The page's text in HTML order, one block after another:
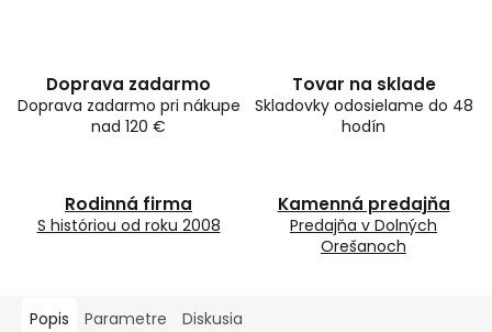
Doprava zadarmo
Doprava zadarmo pri nákupe
nad 120 €
Tovar na sklade
Skladovky odosielame do 48
hodín
Rodinná firma
S históriou od roku 2008
Kamenná predajňa
Predajňa v Dolných
Orešanoch
Popis Parametre Diskusia